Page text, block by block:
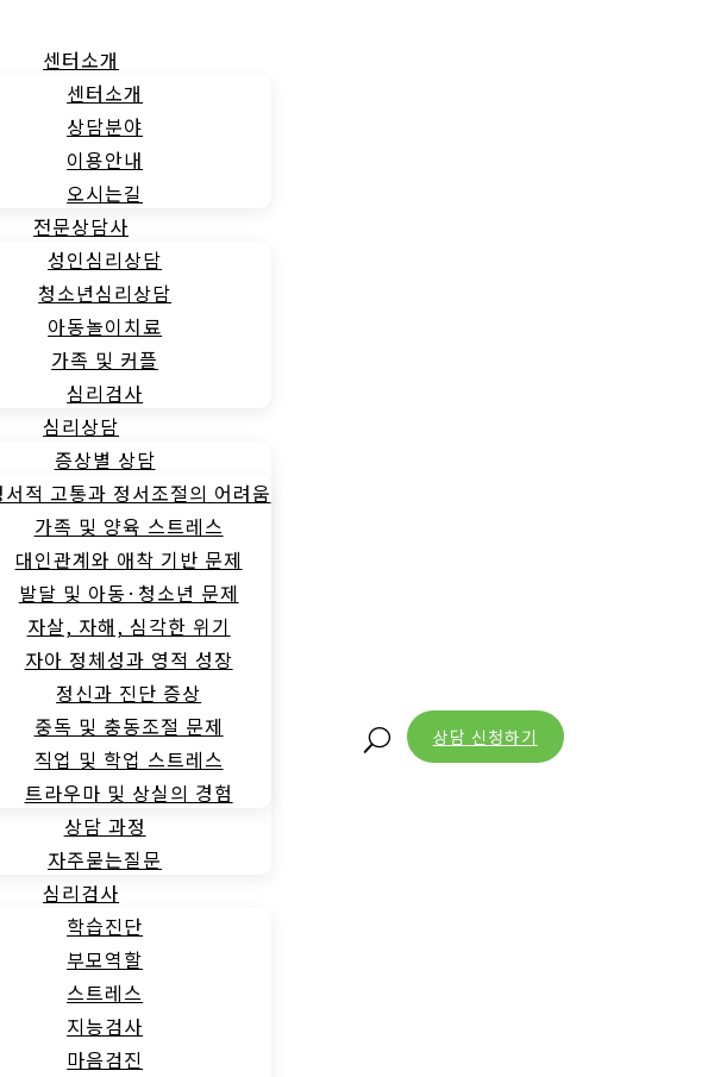
센터소개
센터소개
상담분야
이용안내
오시는길
전문상담사
성인심리상담
청소년심리상담
아동놀이치료
가족 및 커플
심리검사
심리상담
증상별 상담
서적 고통과 정서조절의 어려움
가족 및 양육 스트레스
대인관계와 애착 기반 문제
발달 및 아동·청소년 문제
자살, 자해, 심각한 위기
자아 정체성과 영적 성장
정신과 진단 증상
중독 및 충동조절 문제
직업 및 학업 스트레스
트라우마 및 상실의 경험
상담 과정
자주묻는질문
심리검사
학습진단
부모역할
스트레스
지능검사
마음검진
U 상담 신청하기